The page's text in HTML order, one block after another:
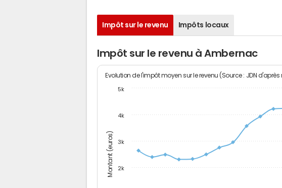
Impôt sur le revenu Impôts locaux
Impôt sur le revenu à Ambernac
Montant (euros)
Evolution de l'impôt moyen sur le revenu (Source : JDN
2k
3k
4k
5k